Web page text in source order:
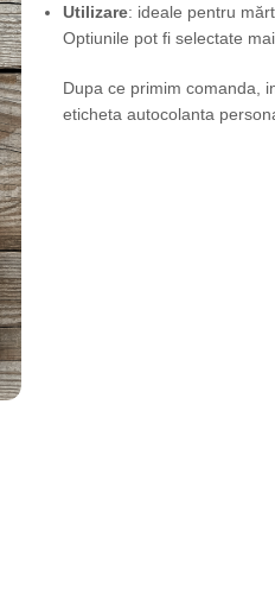
Utilizare: ideale pentru
Optiunile pot fi selectate
Dupa ce primim comanda,
eticheta autocolanta